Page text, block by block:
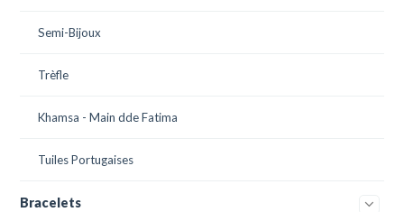
Semi-Bijoux
Trèfle
Khamsa - Main dde Fatima
Tuiles Portugaises
Bracelets